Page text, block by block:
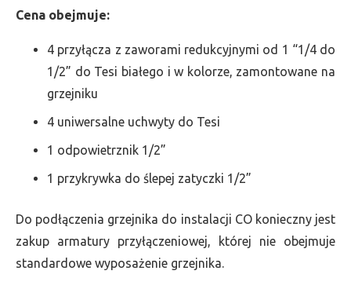
Cena obejmuje:
4 przyłącza z zaworami redukcyjnymi od 1 “1/4 do
1/2” do Tesi białego i w kolorze, zamontowane na
grzejniku
4 uniwersalne uchwyty do Tesi
1 odpowietrznik 1/2”
1 przykrywka do ślepej zatyczki 1/2”
Do podłączenia grzejnika do instalacji CO konieczny jest
zakup armatury przyłączeniowej, której nie obejmuje
standardowe wyposażenie grzejnika.